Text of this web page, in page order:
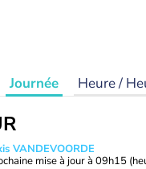
Journée Heure /
VANDEVOORDE
mise à jour à 09h15